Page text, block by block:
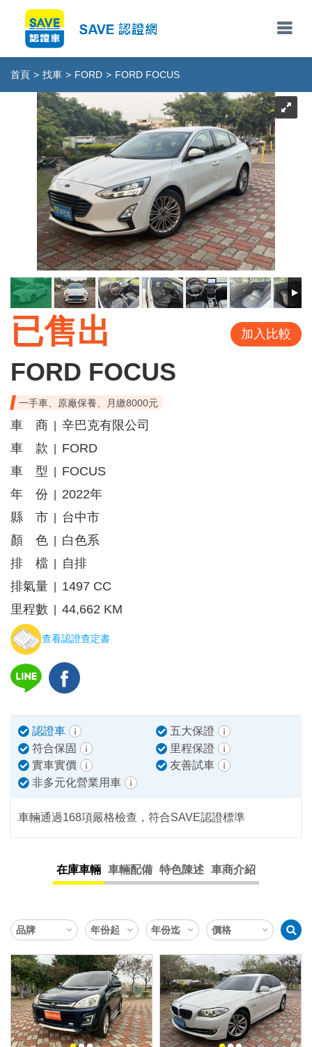
首頁 > 找車 > FORD > FORD FOCUS
已售出 加入比較
FORD FOCUS
一手車、原廠保養、月繳8000元
車 商
辛巴克有限公司
車 款
FORD
車 型
FOCUS
年 份
2022年
縣 市
台中市
顏 色
白色系
排 檔
自排
排氣量
1497 CC
里程數
44,662 KM
查看認證查定書
認證車
五大保證
符合保固
里程保證
實車實價
友善試車
非多元化營業用車
車輛通過168項嚴格檢查，符合SAVE認證標準
在庫車輛 車輛配備 特色陳述 車商介紹